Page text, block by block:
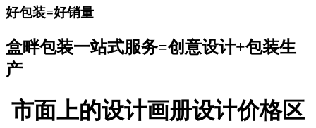
好包装=好销量
盒畔包装一站式服务=创意设计+包装生
产
市面上的设计画册设计价格区